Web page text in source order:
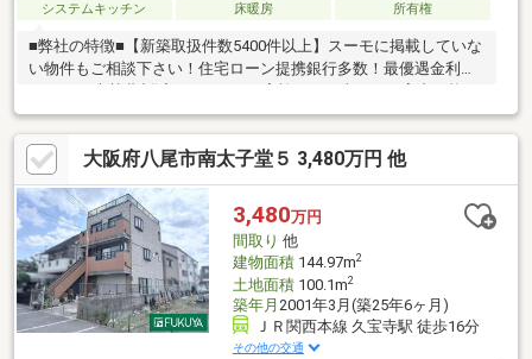
システムキッチン
床暖房 所有権
■弊社の特徴■【新築取扱件数5400件以上】スーモに掲載していな
い物件もご相談下さい！住宅ローン提携銀行多数！最優遇金利
■住宅ローン相談無料！今お持ちのローンを最大500万円まで住宅
ローンと一本化が可能！■住宅ローンアドバイザー有資格者等多
数在籍のTV・CMでお馴染みの弊社にご相談下さい！新築物件は
『住まい選びのプロフェッショナル』住まいるプラス１近畿住宅
流通本店にお任せ下さい！
大阪府八尾市南太子堂５ 3,480万円 他
3,480万円
間取り 他
建物面積144.97m2
土地面積100.1m2
築年月 2001年3月(築25年6ヶ月)
ＪＲ関西本線 久宝寺駅 徒歩16分
その他の交通